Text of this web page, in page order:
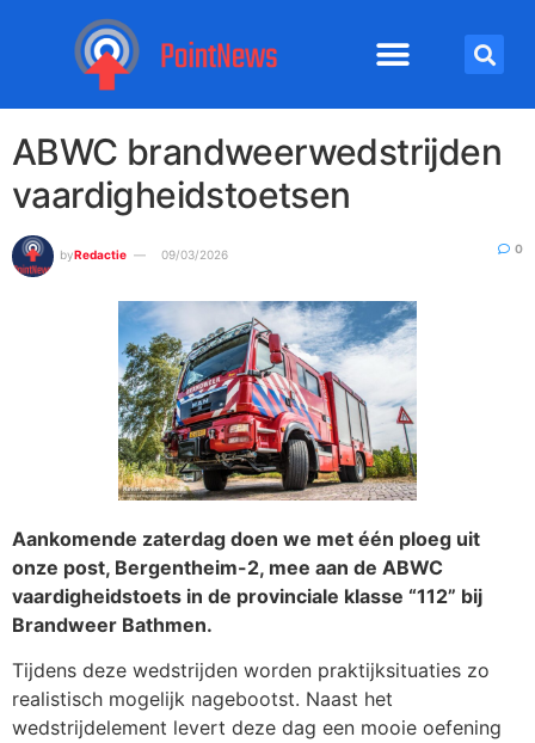
ABWC brandweerwedstrijden
vaardigheidstoetsen
byRedactie 09/03/2026 0
Aankomende zaterdag doen we met één ploeg uit
onze post, Bergentheim-2, mee aan de ABWC
vaardigheidstoets in de provinciale klasse “112” bij
Brandweer Bathmen.
Tijdens deze wedstrijden worden praktijksituaties zo
realistisch mogelijk nagebootst. Naast het
wedstrijdelement levert deze dag een mooie oefening